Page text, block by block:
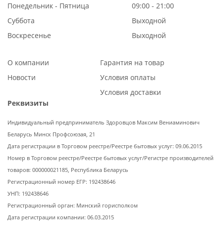
Понедельник - Пятница
09:00 - 21:00
Суббота
Выходной
Воскресенье
Выходной
О компании
Новости
Гарантия на товар
Условия оплаты
Условия доставки
Реквизиты
Индивидуальный предприниматель Здоровцов Максим Вениаминович
Беларусь Минск Профсоюзая, 21
Дата регистрации в Торговом реестре/Реестре бытовых услуг: 09.06.2015
Номер в Торговом реестре/Реестре бытовых услуг/Регистре производителей
товаров: 000000021185, Республика Беларусь
Регистрационный номер ЕГР: 192438646
УНП: 192438646
Регистрационный орган: Минский горисполком
Дата регистрации компании: 06.03.2015